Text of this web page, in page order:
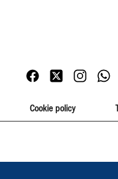
Cookie policy